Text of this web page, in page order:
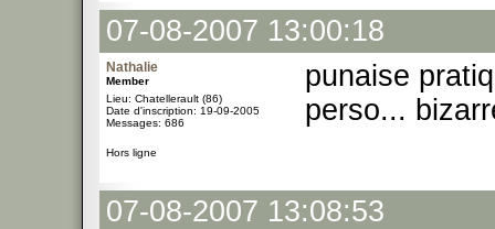
07-08-2007 13:00:18
Nathalie
Member
Lieu: Chatellerault (86)
Date d'inscription: 19-09-2005
Messages: 686
punaise
perso...
Hors ligne
07-08-2007 13:08:53